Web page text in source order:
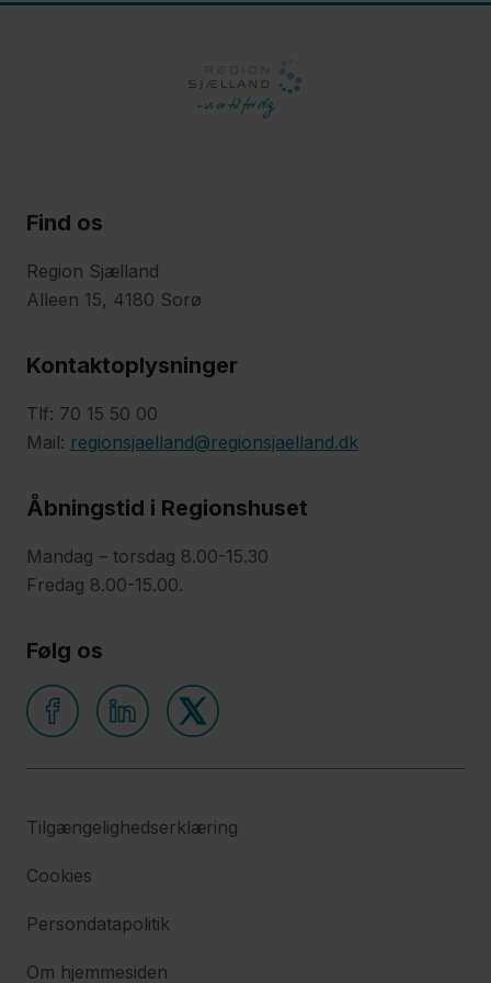
arbejdsplads
sygepelejestuderende
bæredygtighed på
skemaet
hektar
skov
frem
2000
grøn
strøm
om
året
1 fælles
system for
Find os
Region Sjælland
Alleen 15, 4180 Sorø
Kontaktoplysninger
Tlf: 70 15 50 00
Mail: regionsjaelland@regionsjaelland.dk
Åbningstid i Regionshuset
Mandag – torsdag 8.00-15.30
Fredag 8.00-15.00.
Følg os
Tilgængelighedserklæring
Cookies
Persondatapolitik
Om hjemmesiden